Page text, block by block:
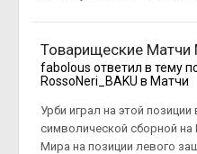
Товарищеские Матчи
fabolous ответил в тему
RossoNeri_BAKU в Матчи
Урби играл на этой
символической сборной
Мира на позиции левого